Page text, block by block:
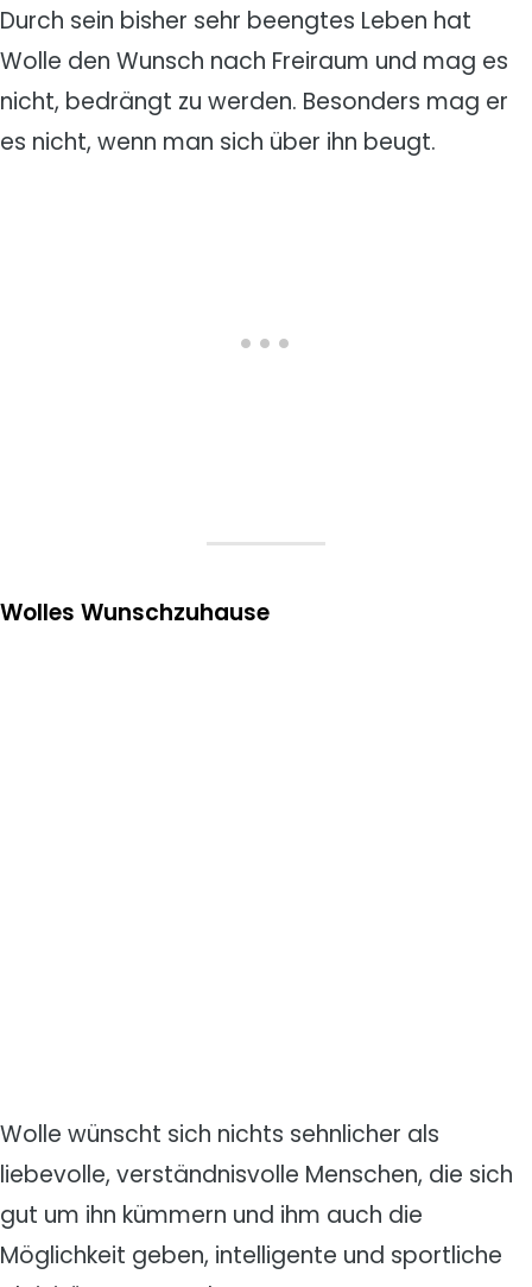
Durch sein bisher sehr beengtes Leben hat
Wolle den Wunsch nach Freiraum und mag es
nicht, bedrängt zu werden. Besonders mag er
es nicht, wenn man sich über ihn beugt.
Wolles Wunschzuhause
Wolle wünscht sich nichts sehnlicher als
liebevolle, verständnisvolle Menschen, die sich
gut um ihn kümmern und ihm auch die
Möglichkeit geben, intelligente und sportliche